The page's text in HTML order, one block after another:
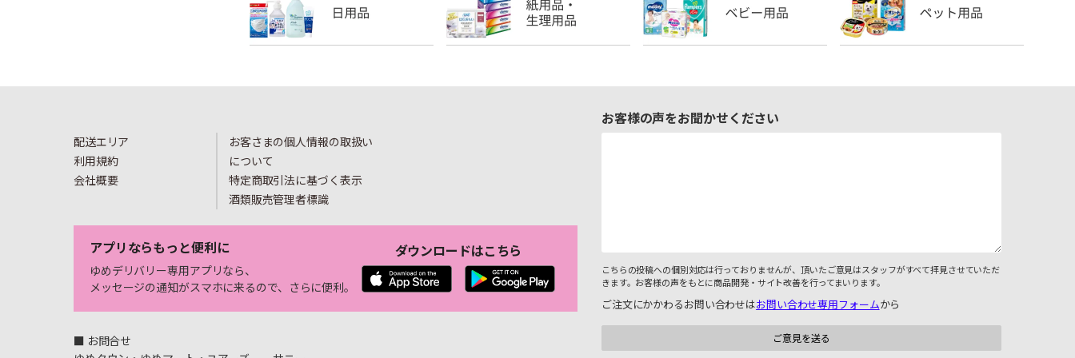
配送エリア
利用規約
会社概要
お客さまの個人情報の取扱い
について
特定商取引法に基づく表示
酒類販売管理者標識
アプリならもっと便利に
ゆめデリバリー専用アプリなら、
メッセージの通知がスマホに来るので、さらに便利。
ダウンロードはこちら
■ お問合せ
お客様の声をお聞かせください
こちらの投稿への個別対応は行っておりませんが、頂いたご意見はスタッフがすべて拝見させていただ
きます。お客様の声をもとに商品開発・サイト改善を行ってまいります。
ご注文にかかわるお問い合わせはお問い合わせ専用フォームから